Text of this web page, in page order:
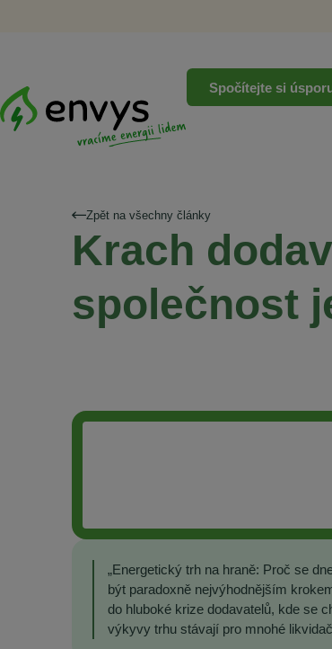
Spočítejte si
Zpět na všechny články
Krach
společnost
„Energetický trh na hraně: Proč se
být paradoxně nejvýhodnějším
do hluboké krize dodavatelů, kde se
výkyvy trhu stávají pro mnohé